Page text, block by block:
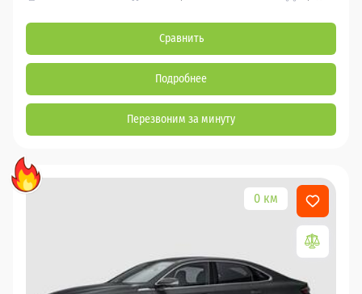
Сравнить
Подробнее
Перезвоним за минуту
0 км